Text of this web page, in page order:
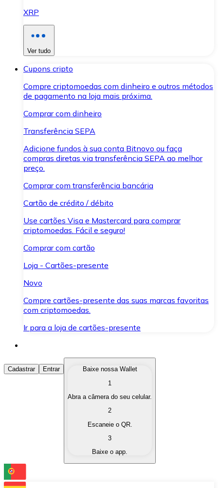
XRP
Ver tudo
Cupons cripto
Compre criptomoedas com dinheiro e outros métodos
de pagamento na loja mais próxima.
Comprar com dinheiro
Transferência SEPA
Adicione fundos à sua conta Bitnovo ou faça
compras diretas via transferência SEPA ao melhor
preço.
Comprar com transferência bancária
Cartão de crédito / débito
Use cartões Visa e Mastercard para comprar
criptomoedas. Fácil e seguro!
Comprar com cartão
Loja - Cartões-presente
Novo
Compre cartões-presente das suas marcas favoritas
com criptomoedas.
Ir para a loja de cartões-presente
Comprar Criptomoedas
Compre as criptomoedas de seu interesse de forma
Converta suas criptomoedas em moeda fiduciária
Troque uma criptomoeda por outra
Cadastrar Entrar
Baixe nossa Wallet
1
Abra a câmera do seu celular.
2
Escaneie o QR.
3
Baixe o app.